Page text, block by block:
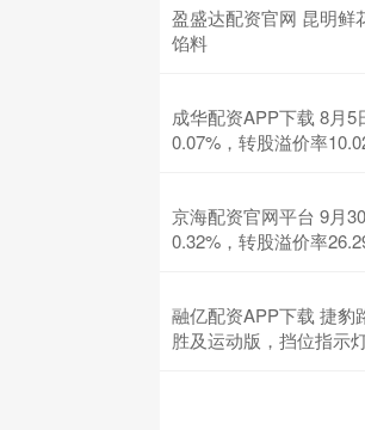
盈盛达配资官网 昆明鲜
馅料
成华配资APP下载 8月5
0.07%，转股溢价率
京海配资官网平台 9月
0.32%，转股溢价率
融亿配资APP下载 捷豹
胜及运动版，挡位指示